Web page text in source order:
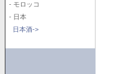
- モロッコ
- 日本
日本酒->